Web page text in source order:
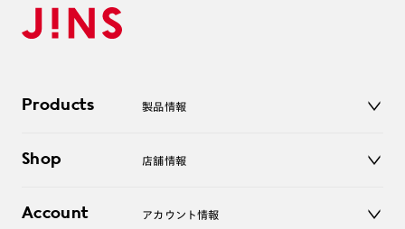
Products 製品情報
サングラス
コンタクトレンズ
Shop 店舗情報
オンラインショップ
Account アカウント情報